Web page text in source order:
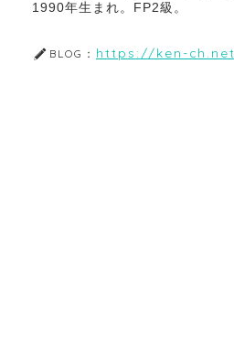
1990年生まれ。FP2級。
BLOG： https://ken-ch.net